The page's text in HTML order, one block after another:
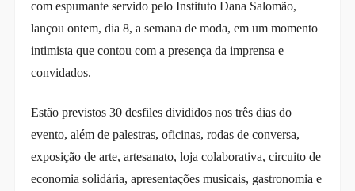
com espumante servido pelo Instituto Dana Salomão,
lançou ontem, dia 8, a semana de moda, em um momento
intimista que contou com a presença da imprensa e
convidados.
Estão previstos 30 desfiles divididos nos três dias do
evento, além de palestras, oficinas, rodas de conversa,
exposição de arte, artesanato, loja colaborativa, circuito de
economia solidária, apresentações musicais, gastronomia e